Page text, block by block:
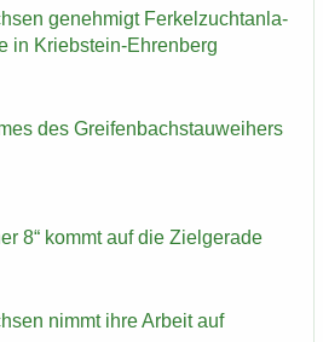
ge­neh­migt Fer­kel­zucht­an­la­
in Kriebstein-​Ehrenberg
des Grei­fen­bach­stau­wei­hers
8“ kommt auf die Ziel­ge­ra­de
nimmt ihre Ar­beit auf